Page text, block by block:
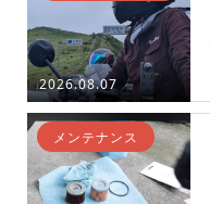
2026.08.07
メンテナンス